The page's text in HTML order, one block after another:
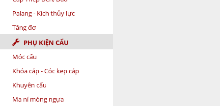
Palang - Kích thủy lực
Tăng đơ
PHỤ KIỆN CẨU
Móc cẩu
Khóa cáp - Cóc kẹp cáp
Khuyên cẩu
Ma ní móng ngựa